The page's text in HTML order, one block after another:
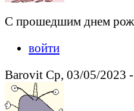
С прошедшим днем
войти
Barovit Ср, 03/05/2023